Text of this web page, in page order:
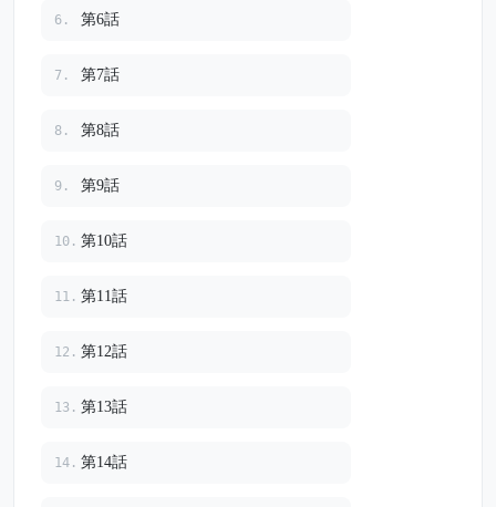
6. 第6話
7. 第7話
8. 第8話
9. 第9話
10. 第10話
11. 第11話
12. 第12話
13. 第13話
14. 第14話